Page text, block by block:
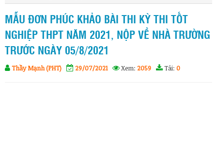
MẪU ĐƠN PHÚC KHẢO BÀI THI KỲ THI TỐT
NGHIỆP THPT NĂM 2021, NỘP VỀ NHÀ TRƯỜNG
TRƯỚC NGÀY 05/8/2021
Thầy Mạnh (PHT) 29/07/2021 Xem: 2059 Tải: 0